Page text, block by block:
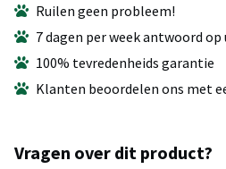
Ruilen geen probleem!
7 dagen per week antwoord op
100% tevredenheids garantie
Klanten beoordelen ons met
Vragen over dit product?